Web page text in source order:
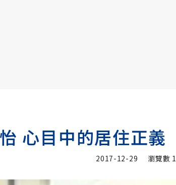
心目中的居住正義
2017-12-29 瀏覽數